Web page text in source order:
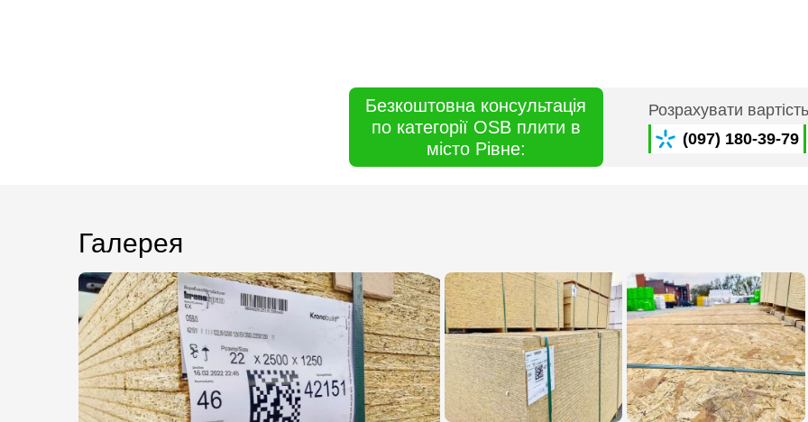
Безкоштовна консультація
по категорії OSB плити в
місто Рівне:
Розрахувати вартість
(097) 180-39-79
Галерея